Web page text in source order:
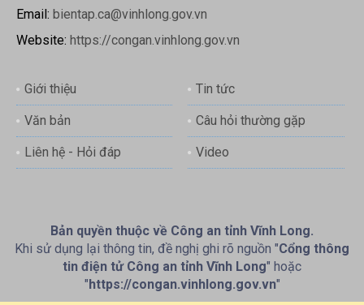
Email: bientap.ca@vinhlong.gov.vn
Website: https://congan.vinhlong.gov.vn
Giới thiệu Tin tức
Văn bản Câu hỏi thường gặp
Liên hệ - Hỏi đáp Video
Bản quyền thuộc về Công an tỉnh Vĩnh Long.
Khi sử dụng lại thông tin, đề nghị ghi rõ nguồn "Cổng thông
tin điện tử Công an tỉnh Vĩnh Long" hoặc
"https://congan.vinhlong.gov.vn"